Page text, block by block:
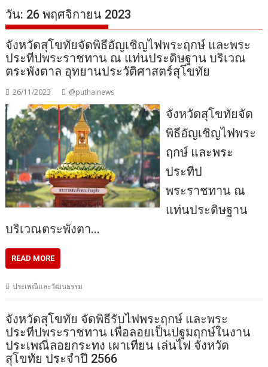
วัน: 26 พฤศจิกายน 2023
จังหวัดสุโขทัยจัดพิธีอัญเชิญไฟพระฤกษ์ และพระ
ประทีปพระราชทาน ณ แท่นประดิษฐาน บริเวณ
ตระพังตาล อุทยานประวัติศาสตร์สุโขทัย
26/11/2023 @puthainews
จังหวัดสุโขทัยจัด
พิธีอัญเชิญไฟพระ
ฤกษ์ และพระ
ประทีป
พระราชทาน ณ
แท่นประดิษฐาน
บริเวณตระพังตา…
READ MORE
ประเพณีและวัฒนธรรม
จังหวัดสุโขทัย จัดพิธีรับไฟพระฤกษ์ และพระ
ประทีปพระราชทาน เพื่อลอยเป็นปฐมฤกษ์ในงาน
ประเพณีลอยกระทง เผาเทียน เล่นไฟ จังหวัด
สุโขทัย ประจำปี 2566